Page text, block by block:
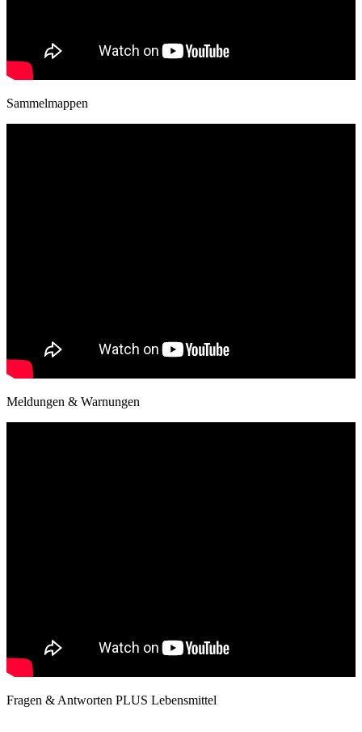
Sammelmappen
Meldungen & Warnungen
Fragen & Antworten PLUS Lebensmittel